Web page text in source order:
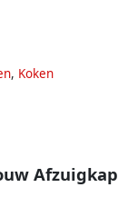
, Koken
Afzuigkap